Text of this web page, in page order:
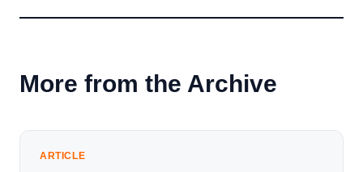
More from the Archive
ARTICLE